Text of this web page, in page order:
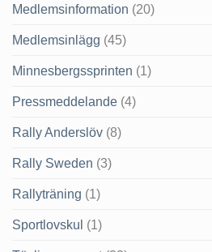
Medlemsinformation (20)
Medlemsinlägg (45)
Minnesbergssprinten (1)
Pressmeddelande (4)
Rally Anderslöv (8)
Rally Sweden (3)
Rallyträning (1)
Sportlovskul (1)